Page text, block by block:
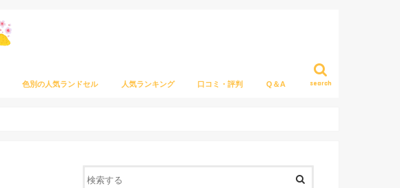
search
色別の人気ランドセル 人気ランキング 口コミ・評判 Q＆A